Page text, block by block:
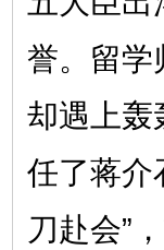
誉。留学
却遇上轰
任了蒋介
刀赴会”